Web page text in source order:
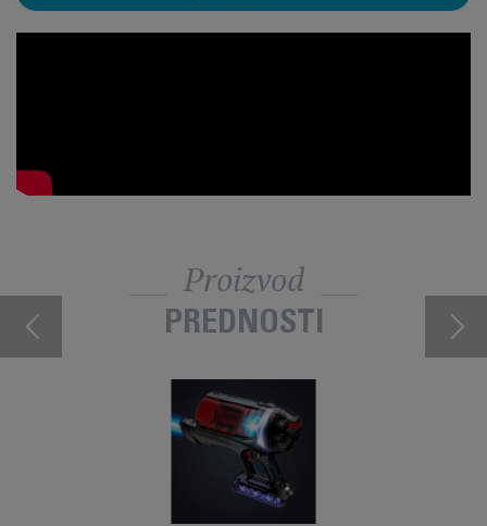
Proizvod
PREDNOSTI